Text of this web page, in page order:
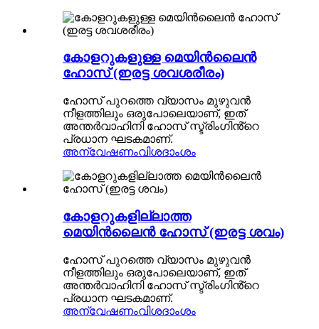
കോളറുകളുള്ള മെയിൻലൈൻ
ഹോസ് (ഇരട്ട ശവശരീരം)
ഹോസ് പുറത്തെ വ്യാസം മുഴുവൻ
നീളത്തിലും ഒരുപോലെയാണ്, ഇത്
അന്തർവാഹിനി ഹോസ് സ്ട്രിംഗിൻ്റെ
പ്രധാന ഘടകമാണ്.
അന്വേഷണംവിശദാംശം
കോളറുകളില്ലാത്ത
മെയിൻലൈൻ ഹോസ് (ഇരട്ട ശവം)
ഹോസ് പുറത്തെ വ്യാസം മുഴുവൻ
നീളത്തിലും ഒരുപോലെയാണ്, ഇത്
അന്തർവാഹിനി ഹോസ് സ്ട്രിംഗിൻ്റെ
പ്രധാന ഘടകമാണ്.
അന്വേഷണംവിശദാംശം